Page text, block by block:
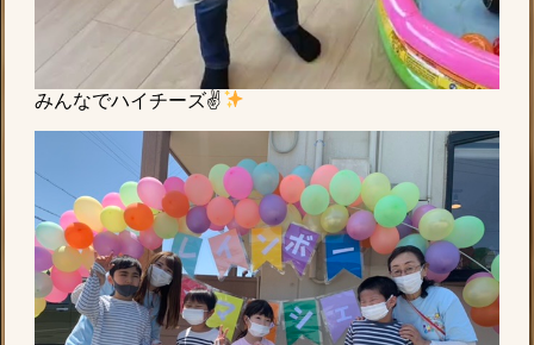
みんなでハイチーズ✌